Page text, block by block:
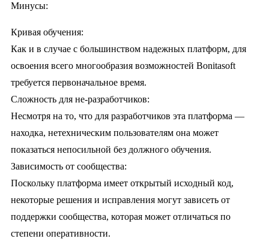
Минусы:
Кривая обучения:
Как и в случае с большинством надежных платформ, для
освоения всего многообразия возможностей Bonitasoft
требуется первоначальное время.
Сложность для не-разработчиков:
Несмотря на то, что для разработчиков эта платформа —
находка, нетехническим пользователям она может
показаться непосильной без должного обучения.
Зависимость от сообщества:
Поскольку платформа имеет открытый исходный код,
некоторые решения и исправления могут зависеть от
поддержки сообщества, которая может отличаться по
степени оперативности.